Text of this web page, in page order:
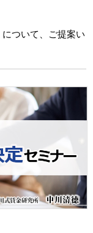
ついて、ご提案い